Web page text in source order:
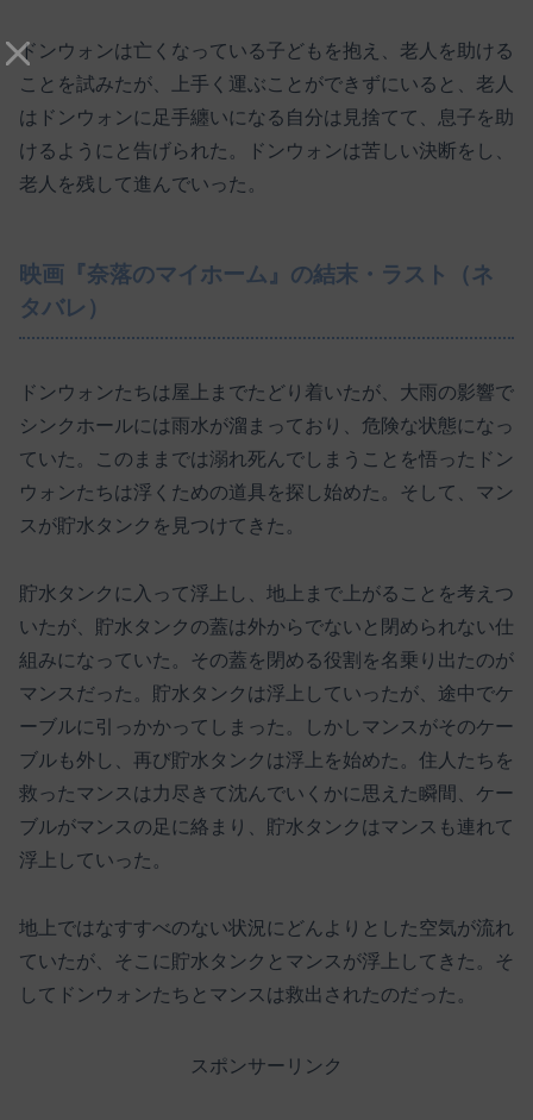
ドンウォンは亡くなっている子どもを抱え、老人を助ける
ことを試みたが、上手く運ぶことができずにいると、老人
はドンウォンに足手纏いになる自分は見捨てて、息子を助
けるようにと告げられた。ドンウォンは苦しい決断をし、
老人を残して進んでいった。
映画『奈落のマイホーム』の結末・ラスト（ネ
タバレ）
ドンウォンたちは屋上までたどり着いたが、大雨の影響で
シンクホールには雨水が溜まっており、危険な状態になっ
ていた。このままでは溺れ死んでしまうことを悟ったドン
ウォンたちは浮くための道具を探し始めた。そして、マン
スが貯水タンクを見つけてきた。
貯水タンクに入って浮上し、地上まで上がることを考えつ
いたが、貯水タンクの蓋は外からでないと閉められない仕
組みになっていた。その蓋を閉める役割を名乗り出たのが
マンスだった。貯水タンクは浮上していったが、途中でケ
ーブルに引っかかってしまった。しかしマンスがそのケー
ブルも外し、再び貯水タンクは浮上を始めた。住人たちを
救ったマンスは力尽きて沈んでいくかに思えた瞬間、ケー
ブルがマンスの足に絡まり、貯水タンクはマンスも連れて
浮上していった。
地上ではなすすべのない状況にどんよりとした空気が流れ
ていたが、そこに貯水タンクとマンスが浮上してきた。そ
してドンウォンたちとマンスは救出されたのだった。
スポンサーリンク